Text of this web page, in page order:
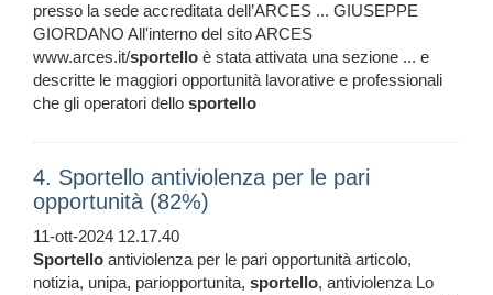
presso la sede accreditata dell’ARCES ... GIUSEPPE
GIORDANO All'interno del sito ARCES
www.arces.it/sportello è stata attivata una sezione ... e
descritte le maggiori opportunità lavorative e professionali
che gli operatori dello sportello
4. Sportello antiviolenza per le pari
opportunità (82%)
11-ott-2024 12.17.40
Sportello antiviolenza per le pari opportunità articolo,
notizia, unipa, pariopportunita, sportello, antiviolenza Lo